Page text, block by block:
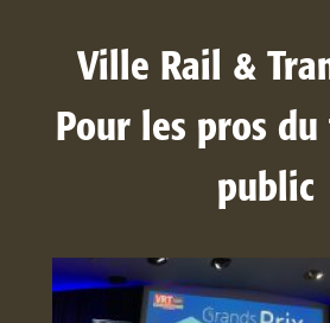
Ville Rail &
Pour les pros
public